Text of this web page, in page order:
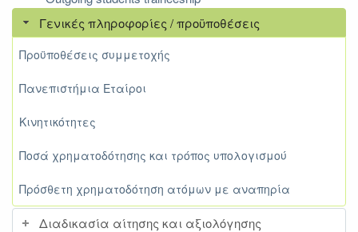
Γενικές πληροφορίες / προϋποθέσεις
Προϋποθέσεις συμμετοχής
Πανεπιστήμια Εταίροι
Κινητικότητες
Ποσά χρηματοδότησης και τρόπος υπολογισμού
Πρόσθετη χρηματοδότηση ατόμων με αναπηρία
Διαδικασία αίτησης και αξιολόγησης